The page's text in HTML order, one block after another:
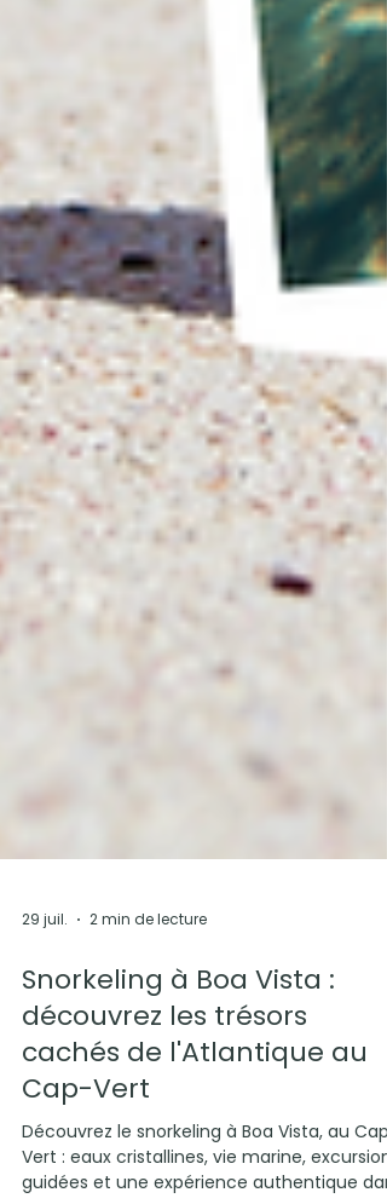
Snorkeling à Boa Vista :
découvrez les trésors
cachés de l'Atlantique au
Cap-Vert
Découvrez le snorkeling à Boa Vista, au Cap-
Vert : eaux cristallines, vie marine, excursions